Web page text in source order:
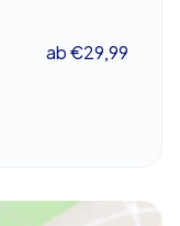
Geocaching-
vom
ab €29,99